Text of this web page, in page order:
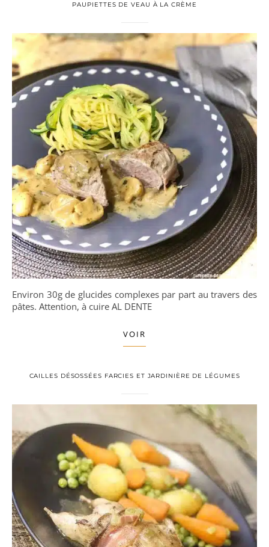
PAUPIETTES DE VEAU À LA CRÈME
Environ 30g de glucides complexes par part au travers des
pâtes. Attention, à cuire AL DENTE
VOIR
CAILLES DÉSOSSÉES FARCIES ET JARDINIÈRE DE LÉGUMES